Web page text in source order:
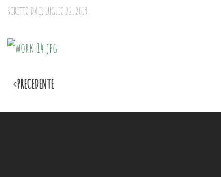
SCRITTO DA IL LUGLIO 22, 2019.
PRECEDENTE